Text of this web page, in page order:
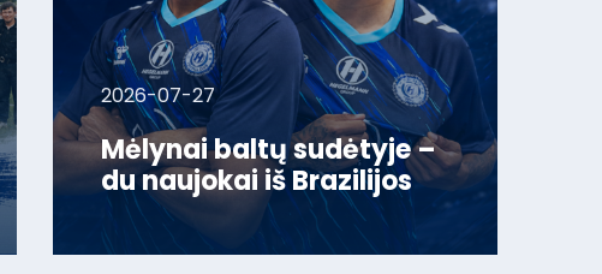
2026-07-27
Mėlynai baltų sudėtyje –
du naujokai iš Brazilijos